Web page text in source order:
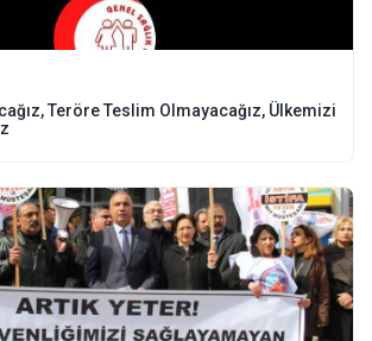
Teröre Teslim Olmayacağız, Ülkemizi